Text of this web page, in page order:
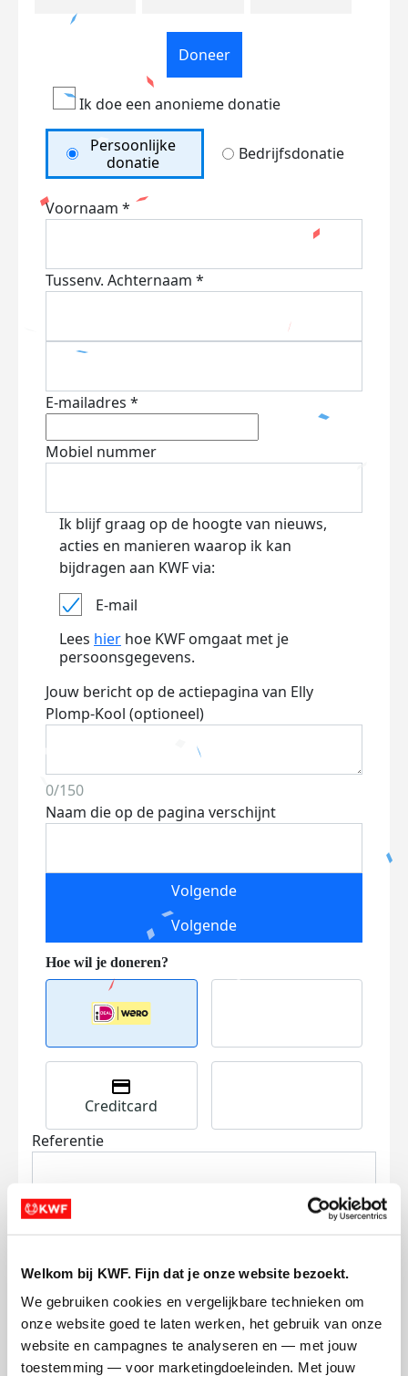
Welkom bij KWF. Fijn dat je onze website bezoekt.
We gebruiken cookies en vergelijkbare technieken om
onze website goed te laten werken, het gebruik van onze
website en campagnes te analyseren en — met jouw
toestemming — voor marketingdoeleinden. Met jouw
Doneer
Ik doe een anonieme donatie
Persoonlijke
donatie
Bedrijfsdonatie
Voornaam *
Tussenv. Achternaam *
E-mailadres *
Mobiel nummer
Ik blijf graag op de hoogte van nieuws,
acties en manieren waarop ik kan
bijdragen aan KWF via:
E-mail
Lees hier hoe KWF omgaat met je
persoonsgegevens.
Jouw bericht op de actiepagina van Elly
Plomp-Kool (optioneel)
0/150
Naam die op de pagina verschijnt
Volgende
Volgende
Creditcard
Referentie
Ik wil bijdragen aan de transactiekosten
en betaal €0.75 extra.
Doneer nu